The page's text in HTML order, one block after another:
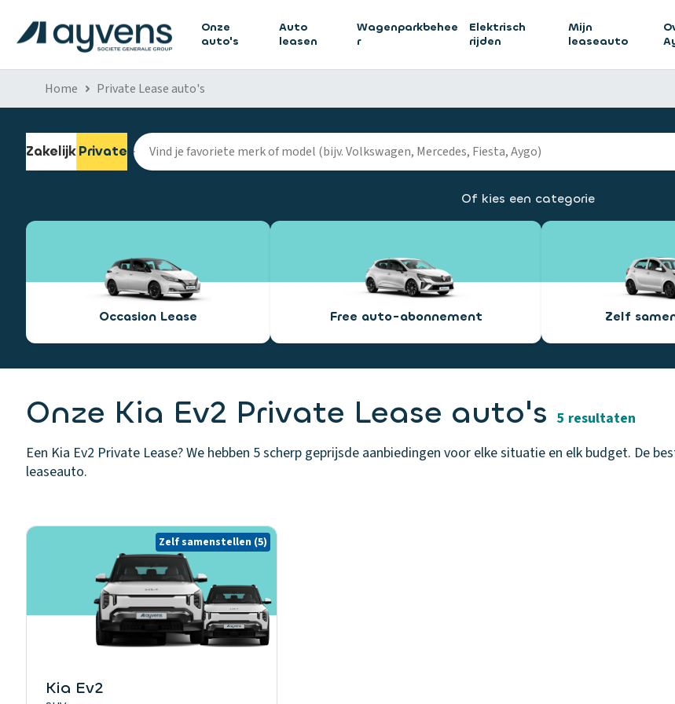
Onze
auto's
Auto
leasen
Wagenparkbehee
r
Elektrisch
rijden
Mijn
leaseauto
Home Private Lease auto's
ZakelijkPrivate
Of kies een categorie
Occasion Lease Free auto-abonnement Zelf
Onze Kia Ev2 Private Lease auto's 5 resultaten
Een Kia Ev2 Private Lease? We hebben 5 scherp geprijsde aanbiedingen voor elke situatie en elk budget. De
leaseauto.
Zelf samenstellen(5)
Kia Ev2